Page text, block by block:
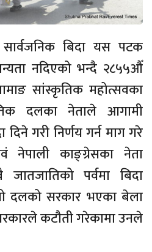
सार्वजनिक बिदा यस पटक
नदिएको भन्दै २८५५औँ
सांस्कृतिक महोत्सवका
दलका नेताले आगामी
दिने गरी निर्णय गर्न माग गरे
एवं नेपाली काङ्ग्रेसका नेता
पर्वमा बिदा
दलको सरकार भएका बेला
कटौती गरेकामा उनले